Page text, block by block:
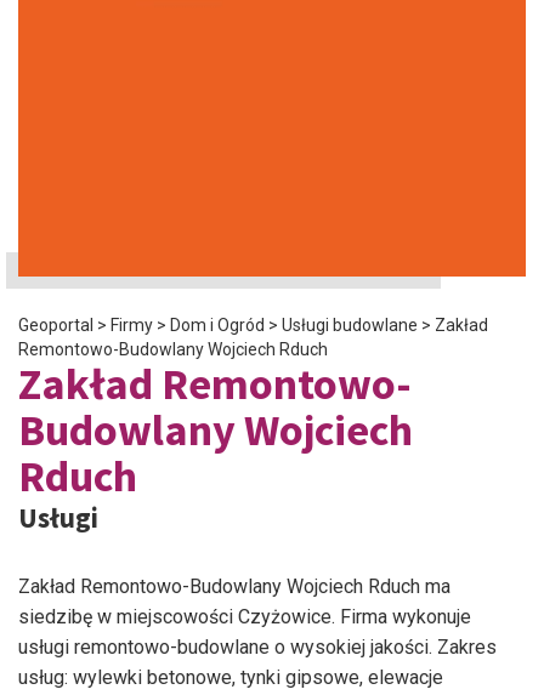
Geoportal > Firmy > Dom i Ogród > Usługi budowlane > Zakład
Remontowo-Budowlany Wojciech Rduch
Zakład Remontowo-
Budowlany Wojciech
Rduch
Usługi
Zakład Remontowo-Budowlany Wojciech Rduch ma
siedzibę w miejscowości Czyżowice. Firma wykonuje
usługi remontowo-budowlane o wysokiej jakości. Zakres
usług: wylewki betonowe, tynki gipsowe, elewacje